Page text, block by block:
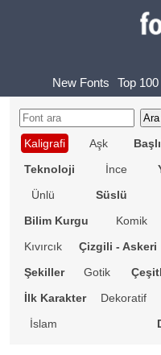
New Fonts Top 100
Kaligrafi
Aşk
Teknoloji
İnce
Ünlü
Süslü
Bilim Kurgu
Komik
Kıvırcık
Çizgili - Askeri
Şekiller
Gotik
İlk Karakter
Dekoratif
İslam